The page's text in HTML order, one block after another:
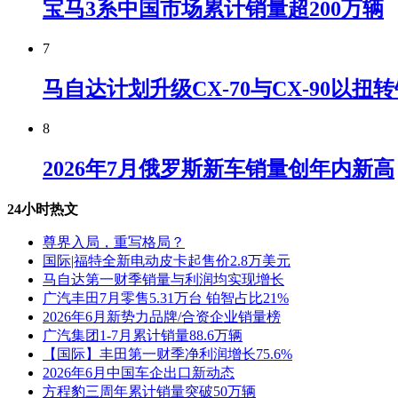
宝马3系中国市场累计销量超200万辆
7
马自达计划升级CX-70与CX-90以扭
8
2026年7月俄罗斯新车销量创年内新高
24小时热文
尊界入局，重写格局？
国际|福特全新电动皮卡起售价2.8万美元
马自达第一财季销量与利润均实现增长
广汽丰田7月零售5.31万台 铂智占比21%
2026年6月新势力品牌/合资企业销量榜
广汽集团1-7月累计销量88.6万辆
【国际】丰田第一财季净利润增长75.6%
2026年6月中国车企出口新动态
方程豹三周年累计销量突破50万辆